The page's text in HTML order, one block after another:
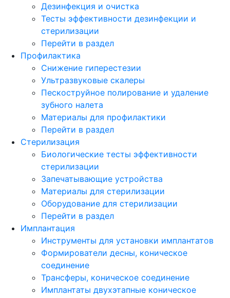
Дезинфекция и очистка
Тесты эффективности дезинфекции и
стерилизации
Перейти в раздел
Профилактика
Снижение гиперестезии
Ультразвуковые скалеры
Пескоструйное полирование и удаление
зубного налета
Материалы для профилактики
Перейти в раздел
Стерилизация
Биологические тесты эффективности
стерилизации
Запечатывающие устройства
Материалы для стерилизации
Оборудование для стерилизации
Перейти в раздел
Имплантация
Инструменты для установки имплантатов
Формирователи десны, коническое
соединение
Трансферы, коническое соединение
Имплантаты двухэтапные коническое